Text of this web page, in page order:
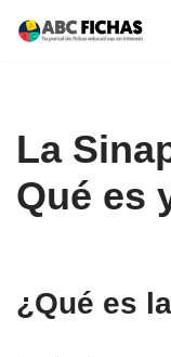
La
Qué es
¿Qué es